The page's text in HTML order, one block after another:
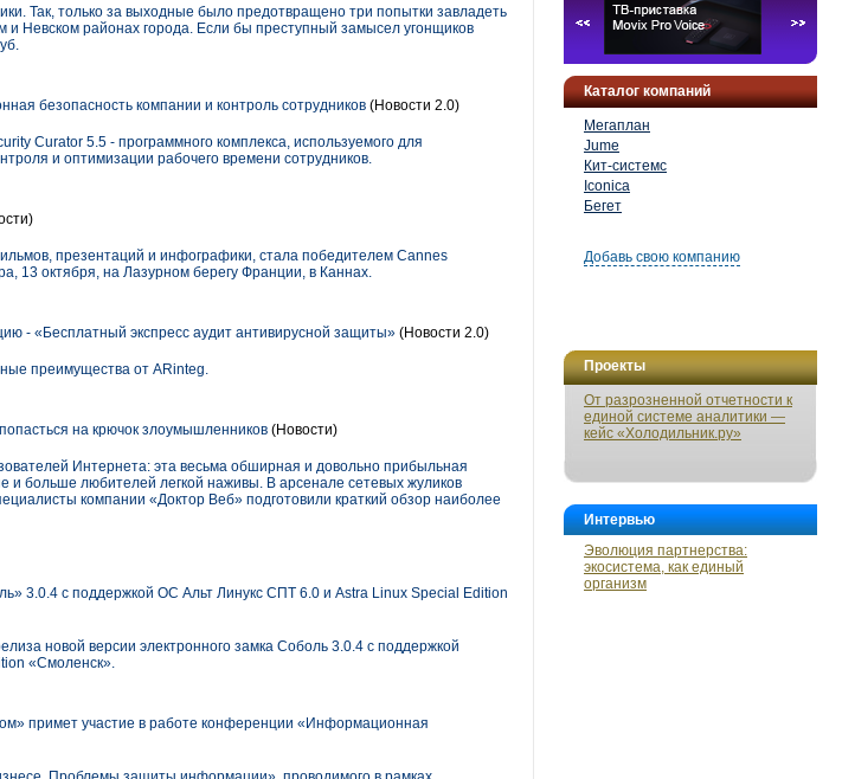
Каталог компаний
Мегаплан
Jume
Кит-системс
Iconica
Бегет
Добавь свою компанию
Проекты
От разрозненной отчетности к
единой системе аналитики —
кейс «Холодильник.ру»
Интервью
Эволюция партнерства:
экосистема, как единый
организм
Так, только за выходные было предотвращено три попытки завладеть
Невском районах города. Если бы преступный замысел угонщиков
безопасность компании и контроль сотрудников (Новости 2.0)
Curator 5.5 - программного комплекса, используемого для
и оптимизации рабочего времени сотрудников.
презентаций и инфографики, стала победителем Cannes
13 октября, на Лазурном берегу Франции, в Каннах.
- «Бесплатный экспресс аудит антивирусной защиты» (Новости 2.0)
преимущества от ARinteg.
на крючок злоумышленников (Новости)
Интернета: эта весьма обширная и довольно прибыльная
и больше любителей легкой наживы. В арсенале сетевых жуликов
компании «Доктор Веб» подготовили краткий обзор наиболее
3.0.4 с поддержкой ОС Альт Линукс СПТ 6.0 и Astra Linux Special Edition
новой версии электронного замка Соболь 3.0.4 с поддержкой
«Смоленск».
примет участие в работе конференции «Информационная